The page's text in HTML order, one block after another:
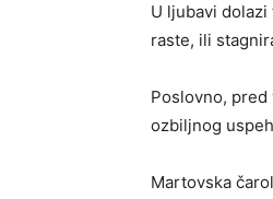
U ljubavi
raste, ili
Poslovno,
ozbiljnog
Martovska